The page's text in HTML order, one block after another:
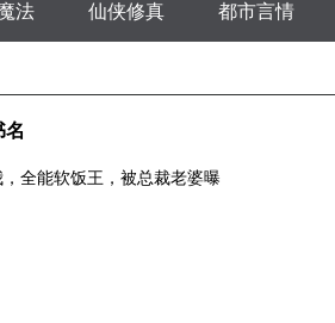
法 仙侠修真 都市言情
名
，全能软饭王，被总裁老婆曝